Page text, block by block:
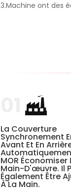
3.Machine ont des
La Couverture
Synchronement
Avant Et En
MOR Économiser
Main-D'œuvre. Il
Également Être
À La Main.